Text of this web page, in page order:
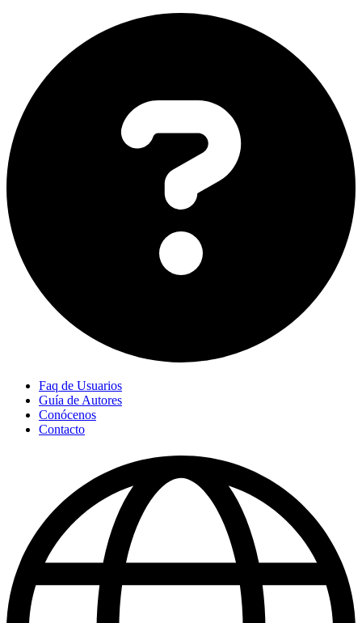
Faq de Usuarios
Guía de Autores
Conócenos
Contacto